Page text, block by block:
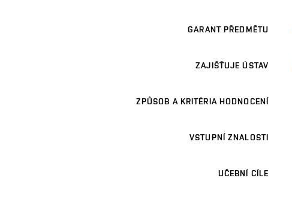
GARANT PŘEDMĚTU
ZAJIŠŤUJE ÚSTAV
ZPŮSOB A KRITÉRIA HODNOCENÍ
VSTUPNÍ ZNALOSTI
UČEBNÍ CÍLE